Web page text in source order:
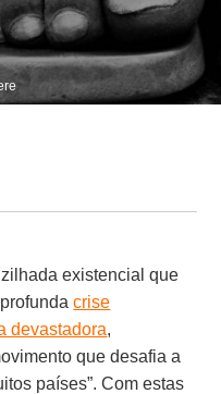
existencial que
crise
devastadora,
que desafia a
países”. Com estas